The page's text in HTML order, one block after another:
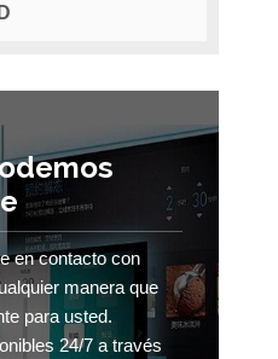
en contacto con
manera que
para usted.
24/7 a través